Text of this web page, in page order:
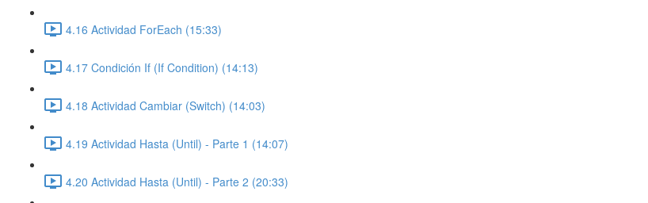
4.16 Actividad ForEach (15:33)
4.17 Condición If (If Condition) (14:13)
4.18 Actividad Cambiar (Switch) (14:03)
4.19 Actividad Hasta (Until) - Parte 1 (14:07)
4.20 Actividad Hasta (Until) - Parte 2 (20:33)